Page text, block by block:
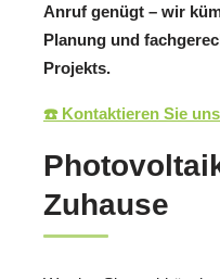
Anruf genügt – wir
Planung und
Projekts.
☎️ Kontaktieren Sie
Zuhause